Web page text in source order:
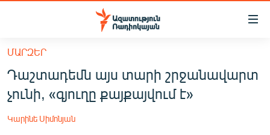
Մատչելիության
հիմնական
բովանդակությանը
Անցնել
հիմնական
մենյուին
ՀԱՅԱՍՏԱՆ
ՔԱՂԱՔԱԿԱՆ
ԸՆՏՐՈՒԹՅՈՒՆՆԵՐ 2026
ՄԱՐԶԵՐ
Դաշտադեմն այս տարի շրջանավարտ
չունի, «գյուղը քայքայվում է»
Կարինե Սիմոնյան